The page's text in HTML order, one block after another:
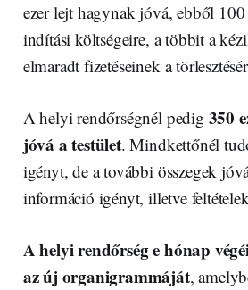
ezer lejt hagynak jóvá, ebből
indítási költségeire, a többit a
elmaradt fizetéseinek a
A helyi rendőrségnél pedig 350
jóvá a testület. Mindkettőnél
igényt, de a további összegek
információ igényt, illetve
A helyi rendőrség e hónap
az új organigrammáját,